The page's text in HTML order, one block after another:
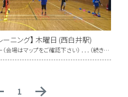
ーニング】 木曜日 (西白井駅)
はマップをご確認下さい） ．．．（続き…
1